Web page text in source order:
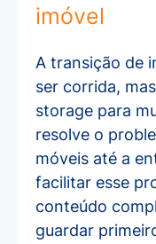
imóvel
A transição de
ser corrida,
storage para
resolve o
móveis até a
facilitar esse
conteúdo
guardar